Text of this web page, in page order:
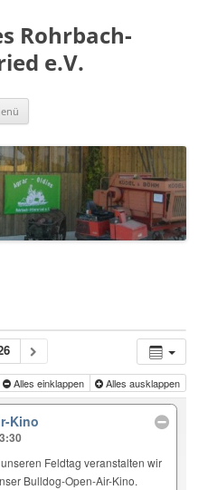
Rohrbach-
e.V.
Alles einklappen Alles ausklappen
Kino
Feldtag veranstalten wir
Bulldog-Open-Air-Kino.